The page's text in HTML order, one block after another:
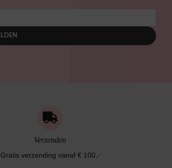
Verzenden
Gratis verzending vanaf € 100,-